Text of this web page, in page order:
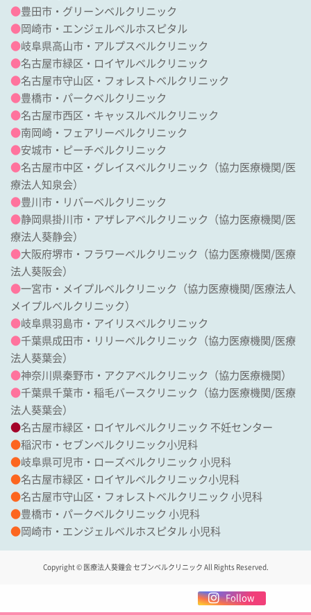
●豊田市・グリーンベルクリニック
● 岡崎市・エンジェルベルホスピタル
●岐阜県高山市・アルプスベルクリニック
●名古屋市緑区・ロイヤルベルクリニック
●名古屋市守山区・フォレストベルクリニック
●豊橋市・パークベルクリニック
●名古屋市西区・キャッスルベルクリニック
●南岡崎・フェアリーベルクリニック
●安城市・ピーチベルクリニック
●名古屋市中区・グレイスベルクリニック （協力医療機関/ 医
療法人知泉会）
●豊川市・リバーベルクリニック
●静岡県掛川市・アザレアベルクリニック （協力医療機関/ 医
療法人葵静会）
●大阪府堺市・フラワーベルクリニック （協力医療機関/ 医療
法人葵阪会）
●一宮市・メイプルベルクリニック （協力医療機関/ 医療法人
メイプルベルクリニック ）
●岐阜県羽島市・アイリスベルクリニック
●千葉県成田市・リリーベルクリニック （協力医療機関/ 医療
法人葵葉会）
●神奈川県秦野市・アクアベルクリニック（協力医療機関）
●千葉県千葉市・稲毛バースクリニック （協力医療機関/ 医療
法人葵葉会）
●名古屋市緑区・ロイヤルベルクリニック 不妊センター
●稲沢市・セブンベルクリニック小児科
●岐阜県可児市・ローズベルクリニック 小児科
●名古屋市緑区・ロイヤルベルクリニック小児科
●名古屋市守山区・フォレストベルクリニック 小児科
●豊橋市・パークベルクリニック 小児科
● 岡崎市・エンジェルベルホスピタル 小児科
Copyright © 医療法人葵鐘会 セブンベルクリニック All Rights Reserved.
Follow